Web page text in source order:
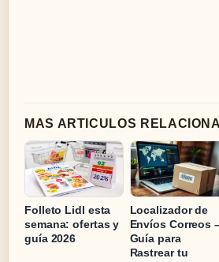
MAS ARTICULOS
Folleto Lidl esta
semana: ofertas y
guía 2026
Localizador de
Envíos Correos
Guía para
Rastrear tu